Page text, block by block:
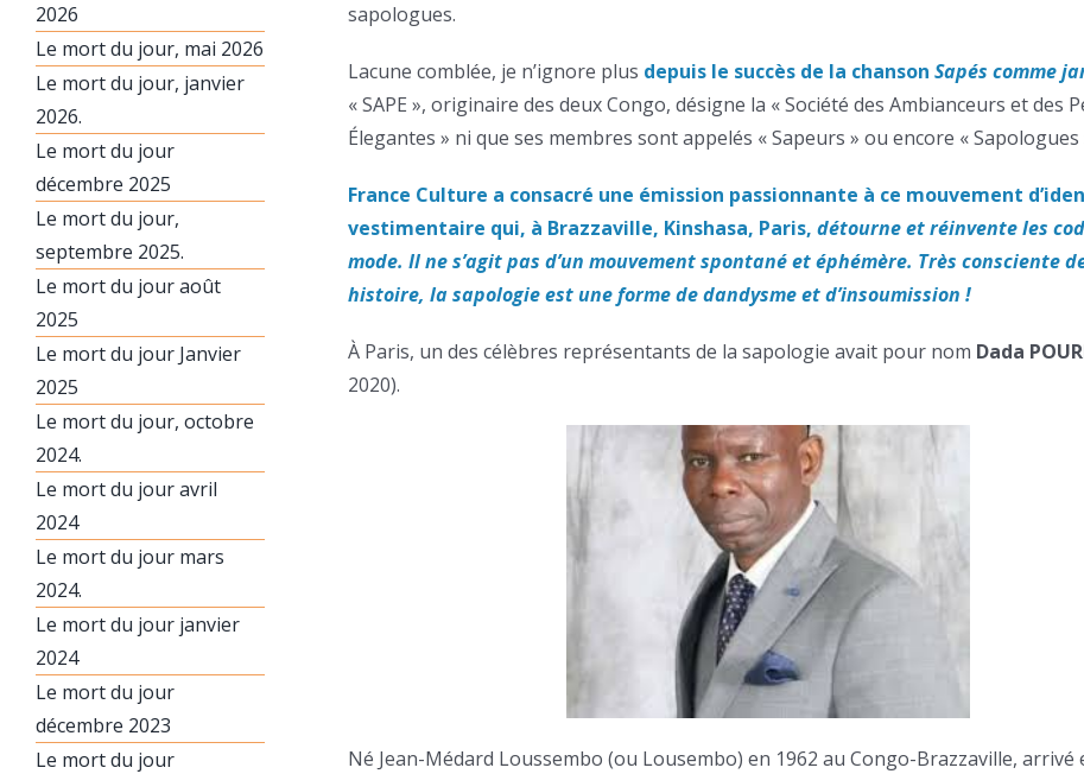
sapologues.
Lacune comblée, je n’ignore plus depuis le succès de la chanson Sapés comme
« SAPE », originaire des deux Congo, désigne la « Société des Ambianceurs et des
Élegantes » ni que ses membres sont appelés « Sapeurs » ou encore « Sapologues
France Culture a consacré une émission passionnante à ce mouvement
vestimentaire qui, à Brazzaville, Kinshasa, Paris, détourne et réinvente les
mode. Il ne s’agit pas d’un mouvement spontané et éphémère. Très consciente
histoire, la sapologie est une forme de dandysme et d’insoumission !
À Paris, un des célèbres représentants de la sapologie avait pour nom Dada
2020).
Né Jean-Médard Loussembo (ou Lousembo) en 1962 au Congo-Brazzaville, arrivé
2026
Le mort du jour, mai 2026
Le mort du jour, janvier
2026.
Le mort du jour
décembre 2025
Le mort du jour,
septembre 2025.
Le mort du jour août
2025
Le mort du jour Janvier
2025
Le mort du jour, octobre
2024.
Le mort du jour avril
2024
Le mort du jour mars
2024.
Le mort du jour janvier
2024
Le mort du jour
décembre 2023
Le mort du jour